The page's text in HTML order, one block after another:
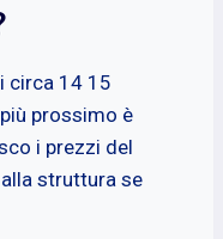
circa 14 15
prossimo è
i prezzi del
struttura se